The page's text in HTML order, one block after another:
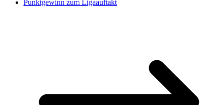
Punktgewinn zum Ligaauftakt